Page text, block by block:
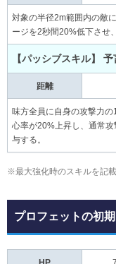
対象の半径2m範囲内の敵
ージを2秒間20%低下させ
【パッシブスキル】 予
距離
味方全員に自身の攻撃力
心率が20%上昇し、通常
与する。
※最大強化時のスキルを記載
プロフェットの初